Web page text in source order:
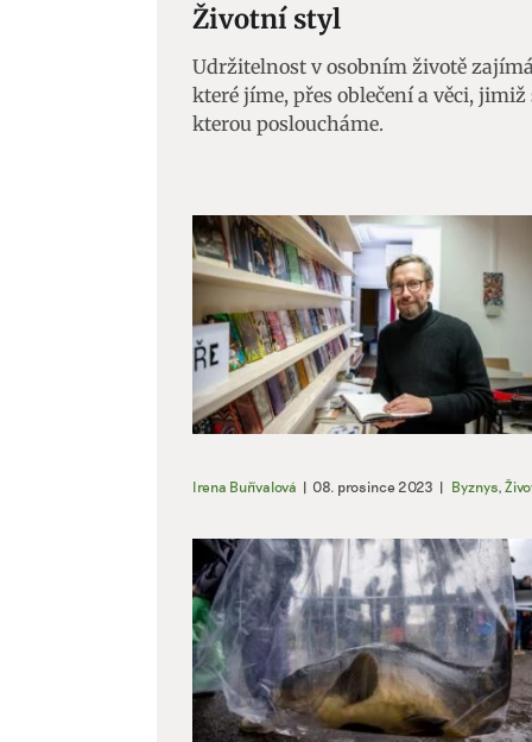
Životní styl
Udržitelnost v osobním životě
které jíme, přes oblečení a věci,
kterou posloucháme.
Irena Buřívalová | 08. prosince 2023 | Byznys,